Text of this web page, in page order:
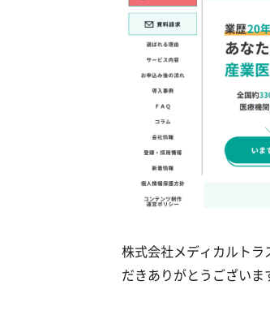
株式会社メディカルト
だきありがとうございま